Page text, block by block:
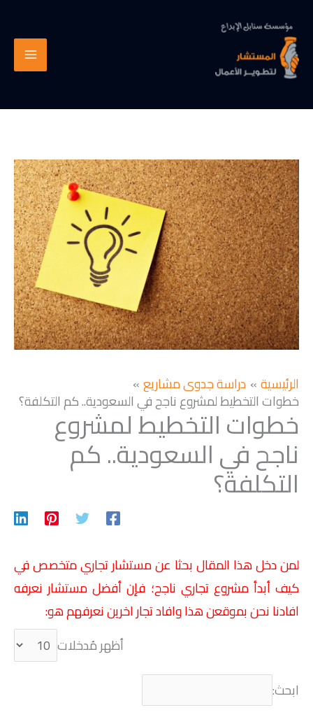
المحتوى
الرئيسية دراسة جدوى مشاريع
خطوات التخطيط لمشروع ناجح في السعودية.. كم التكلفة؟
خطوات التخطيط لمشروع
ناجح في السعودية.. كم
التكلفة؟
لمن دخل هذا المقال بحثا عن مستشار تجاري متخصص في
كيف أبدأ مشروع تجاري ناجح؛ فإن أفضل مستشار نعرفه
افادنا نحن بموقعن هذا وافاد تجار اخرين نعرفهم هو:
أظهر مُدخلات
ابحث: